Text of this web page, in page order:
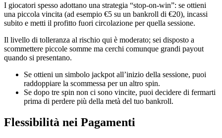
I giocatori spesso adottano una strategia “stop‑on‑win”: se ottieni
una piccola vincita (ad esempio €5 su un bankroll di €20), incassi
subito e metti il profitto fuori circolazione per quella sessione.
Il livello di tolleranza al rischio qui è moderato; sei disposto a
scommettere piccole somme ma cerchi comunque grandi payout
quando si presentano.
Se ottieni un simbolo jackpot all’inizio della sessione, puoi
raddoppiare la scommessa per un altro spin.
Se dopo tre spin non ci sono vincite, puoi decidere di fermarti
prima di perdere più della metà del tuo bankroll.
Flessibilità nei Pagamenti